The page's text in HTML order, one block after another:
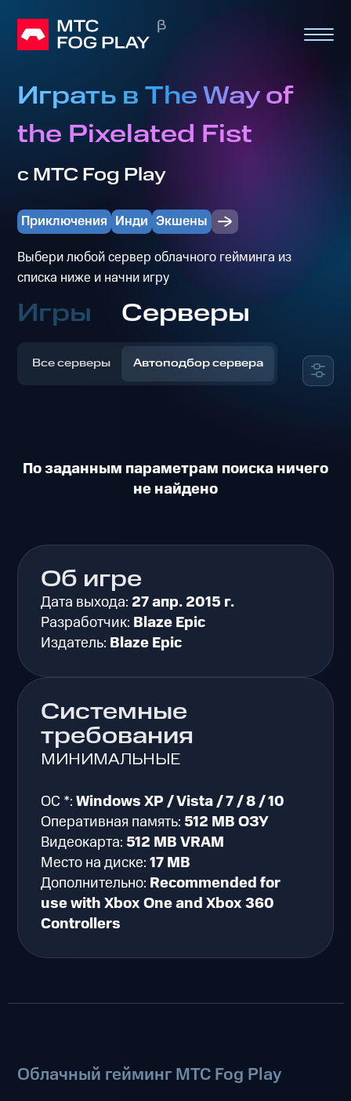
Играть в The Way of
the Pixelated Fist
с МТС Fog Play
Приключения Инди Экшены
Выбери любой сервер облачного гейминга из
списка ниже и начни игру
Игры Серверы
Все серверы Автоподбор сервера
По заданным параметрам поиска ничего
не найдено
Об игре
Дата выхода: 27 апр. 2015 г.
Разработчик: Blaze Epic
Издатель: Blaze Epic
Системные
требования
МИНИМАЛЬНЫЕ
ОС *:Windows XP / Vista / 7 / 8 / 10
Оперативная память:512 MB ОЗУ
Видеокарта:512 MB VRAM
Место на диске:17 MB
Дополнительно: Recommended for
use with Xbox One and Xbox 360
Controllers
Облачный гейминг МТС Fog Play